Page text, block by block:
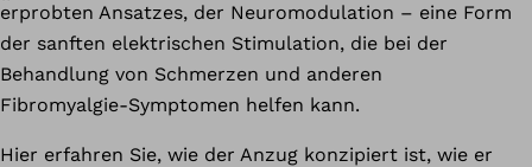
erprobten Ansatzes, der Neuromodulation – eine Form
der sanften elektrischen Stimulation, die bei der
Behandlung von Schmerzen und anderen
Fibromyalgie-Symptomen helfen kann.
Hier erfahren Sie, wie der Anzug konzipiert ist, wie er